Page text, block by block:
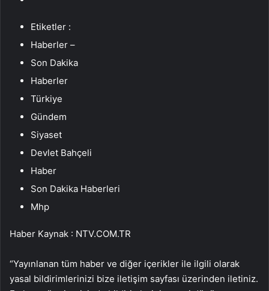
Etiketler :
Haberler –
Son Dakika
Haberler
Türkiye
Gündem
Siyaset
Devlet Bahçeli
Haber
Son Dakika Haberleri
Mhp
Haber Kaynak : NTV.COM.TR
“Yayınlanan tüm haber ve diğer içerikler ile ilgili olarak
yasal bildirimlerinizi bize iletişim sayfası üzerinden iletiniz.